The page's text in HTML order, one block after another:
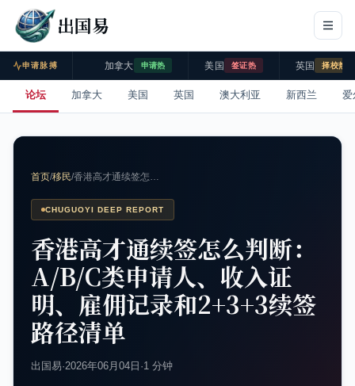
出国易
申请脉搏 加拿大 申请热 美国 签证热 英国 择校热
论坛 加拿大 美国 英国 澳大利亚 新西兰 爱
首页/移民/香港高才通续签怎…
CHUGUOYI DEEP REPORT
香港高才通续签怎么判断：
A/B/C类申请人、收入证
明、雇佣记录和2+3+3续签
路径清单
出国易·2026年06月04日 ·1 分钟